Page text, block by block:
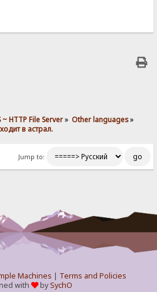
~ HTTP File Server» Other languages»
в астрал.
Jump to:
Machines | Terms and Policies
with
bySychO